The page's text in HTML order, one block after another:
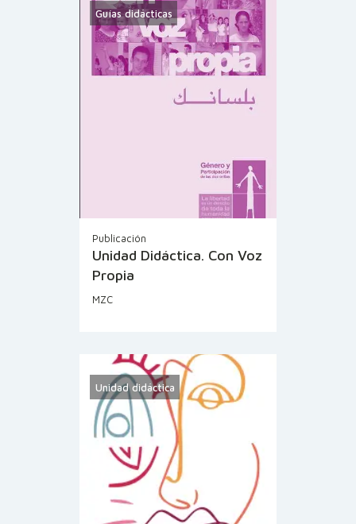
Guías didácticas
Publicación
Unidad Didáctica. Con Voz
Propia
MZC
Unidad didáctica